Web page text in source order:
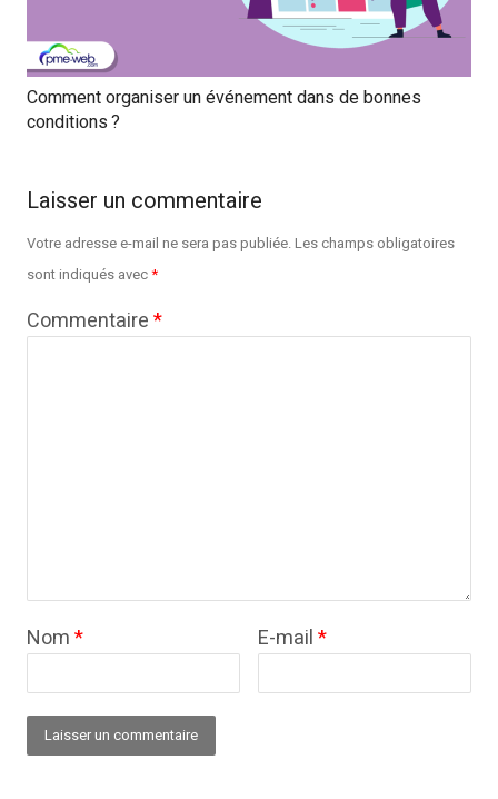
Comment organiser un événement dans de bonnes
conditions ?
Laisser un commentaire
Votre adresse e-mail ne sera pas publiée.Les champs obligatoires
sont indiqués avec*
Commentaire*
Nom* E-mail*